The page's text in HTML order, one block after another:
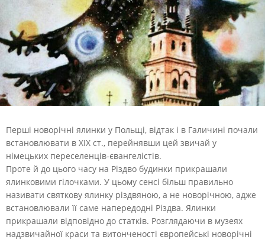
Перші новорічні ялинки у Польщі, відтак і в Галичині почали
встановлювати в ХІХ ст., перейнявши цей звичай у
німецьких переселенців-євангелістів.
Проте й до цього часу на Різдво будинки прикрашали
ялинковими гілочками. У цьому сенсі більш правильно
називати святкову ялинку різдвяною, а не новорічною, адже
встановлювали її саме напередодні Різдва. Ялинки
прикрашали відповідно до статків. Розглядаючи в музеях
надзвичайної краси та витонченості європейські новорічні